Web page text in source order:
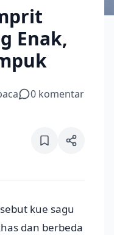
Enak,
0 komentar
kue sagu
dan berbeda